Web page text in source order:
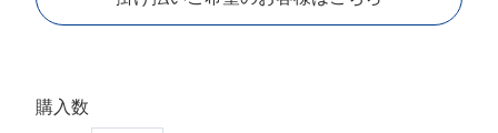
購入数
フレコンバッグ絞り込み検索